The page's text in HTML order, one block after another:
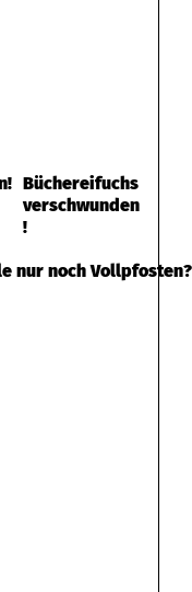
Büchereifuchs
verschwunden
!